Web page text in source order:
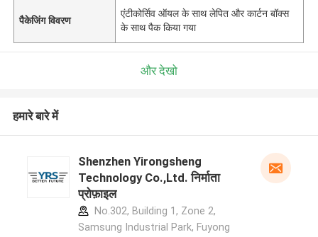
पैकेजिंग विवरण
एंटीकोर्सिव ऑयल के साथ लेपित और कार्टन बॉक्स
के साथ पैक किया गया
और देखो
हमारे बारे में
Shenzhen Yirongsheng
Technology Co.,Ltd. निर्माता
प्रोफ़ाइल
No.302, Building 1, Zone 2,
Samsung Industrial Park, Fuyong